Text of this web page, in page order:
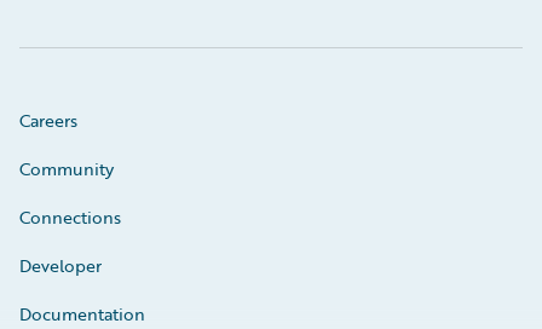
Careers
Community
Connections
Developer
Documentation